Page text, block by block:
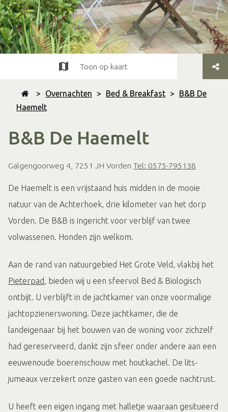
> Overnachten > Bed & Breakfast >
B&B De
Haemelt
B&B De Haemelt
Galgengoorweg 4, 7251 JH Vorden Tel: 0575-795138
Toon op kaart
De Haemelt is een vrijstaand huis midden in de mooie
natuur van de Achterhoek, drie kilometer van het dorp
Vorden. De B&B is ingericht voor verblijf van twee
volwassenen. Honden zijn welkom.
Aan de rand van natuurgebied Het Grote Veld, vlakbij het
Pieterpad, bieden wij u een sfeervol Bed & Biologisch
ontbijt. U verblijft in de jachtkamer van onze voormalige
jachtopzienerswoning. Deze jachtkamer, die de
landeigenaar bij het bouwen van de woning voor zichzelf
had gereserveerd, dankt zijn sfeer onder andere aan een
eeuwenoude boerenschouw met houtkachel. De lits-
jumeaux verzekert onze gasten van een goede nachtrust.
U heeft een eigen ingang met halletje waaraan gesitueerd